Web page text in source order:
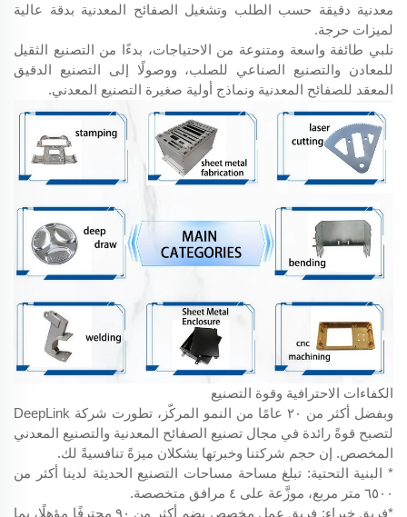
معدنية دقيقة حسب الطلب وتشغيل الصفائح المعدنية بدقة عالية
لميزات حرجة.
نلبي طائفة واسعة ومتنوعة من الاحتياجات، بدءًا من التصنيع الثقيل
للمعادن والتصنيع الصناعي للصلب، ووصولًا إلى التصنيع الدقيق
المعقد للصفائح المعدنية ونماذج أولية صغيرة التصنيع المعدني.
الكفاءات الاحترافية وقوة التصنيع
وبفضل أكثر من ٢٠ عامًا من النمو المركّز، تطورت شركة DeepLink
لتصبح قوةً رائدة في مجال تصنيع الصفائح المعدنية والتصنيع المعدني
المخصص. إن حجم شركتنا وخبرتها يشكلان ميزةً تنافسيةً لك.
* البنية التحتية: تبلغ مساحة مساحات التصنيع الحديثة لدينا أكثر من
٦٥٠٠ متر مربع، موزَّعة على ٤ مرافق متخصصة.
*فريق خبراء: فريق عمل مخصص يضم أكثر من ٩٠ محترفًا مؤهلًا، بما